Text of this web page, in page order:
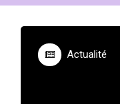
Actualité